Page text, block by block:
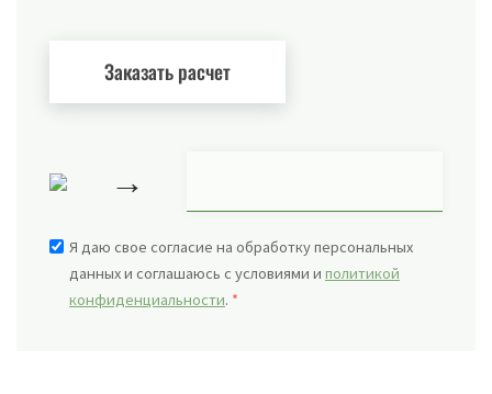
→
Я даю свое согласие на обработку персональных
данных и соглашаюсь с условиями и политикой
конфиденциальности. *